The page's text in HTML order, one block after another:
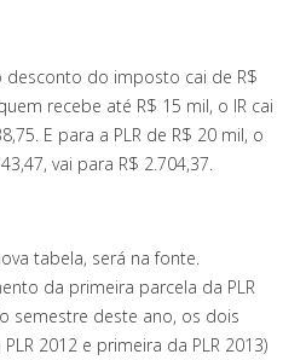
desconto do imposto cai de R$
recebe até R$ 15 mil, o IR cai
E para a PLR de R$ 20 mil, o
vai para R$ 2.704,37.
tabela, será na fonte.
da primeira parcela da PLR
semestre deste ano, os dois
2012 e primeira da PLR 2013)